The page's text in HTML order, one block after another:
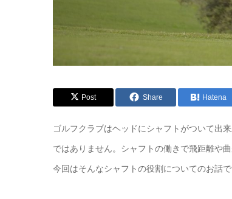
Post Share Hatena
ゴルフクラブはヘッドにシャフトがついて出
ではありません。シャフトの働きで飛距離や
今回はそんなシャフトの役割についてのお話で